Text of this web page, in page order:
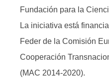
Fundación para la
La iniciativa está
Feder de la Comisión
Cooperación
(MAC 2014-2020).